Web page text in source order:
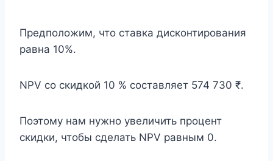
Предположим, что ставка дисконтирования
равна 10%.
NPV со скидкой 10 % составляет 574 730 ₹.
Поэтому нам нужно увеличить процент
скидки, чтобы сделать NPV равным 0.